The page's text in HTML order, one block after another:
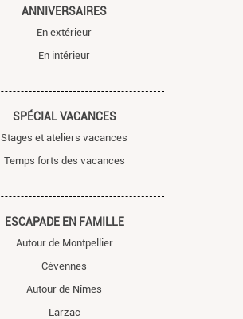
ANNIVERSAIRES
En extérieur
En intérieur
SPÉCIAL VACANCES
Stages et ateliers vacances
Temps forts des vacances
ESCAPADE EN FAMILLE
Autour de Montpellier
Cévennes
Autour de Nîmes
Larzac